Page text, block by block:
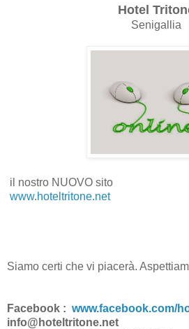
Hotel
Senigallia
il nostro NUOVO sito
www.hoteltritone.net
Siamo certi che vi piacerà.
Facebook : www.facebook.com/
info@hoteltritone.net